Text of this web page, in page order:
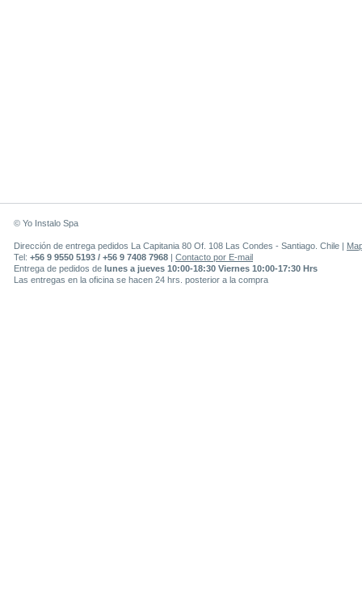
© Yo Instalo Spa
Dirección de entrega pedidos La Capitania 80 Of. 108 Las Condes - Santiago. Chile |
Tel: +56 9 9550 5193 / +56 9 7408 7968 | Contacto por E-mail
Entrega de pedidos de lunes a jueves 10:00-18:30 Viernes 10:00-17:30 Hrs
Las entregas en la oficina se hacen 24 hrs. posterior a la compra